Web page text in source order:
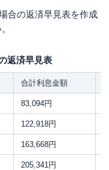
合の返済早見表を作成
返済早見表
合計利息金額
83,094円
122,918円
163,668円
205,341円